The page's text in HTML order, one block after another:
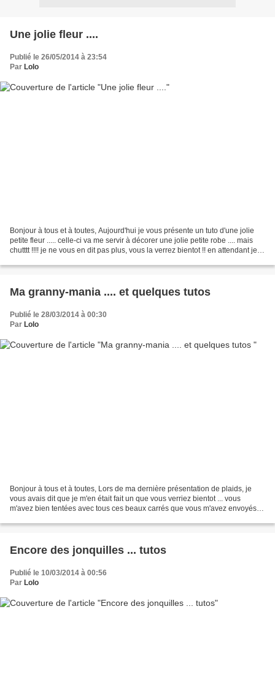
Une jolie fleur ....
Publié le 26/05/2014 à 23:54
Par Lolo
Bonjour à tous et à toutes, Aujourd'hui je vous présente un tuto d'une jolie
petite fleur ..... celle-ci va me servir à décorer une jolie petite robe .... mais
chutttt !!!! je ne vous en dit pas plus, vous la verrez bientot !! en attendant je
Ma granny-mania .... et quelques tutos
Publié le 28/03/2014 à 00:30
Par Lolo
Bonjour à tous et à toutes, Lors de ma dernière présentation de plaids, je
vous avais dit que je m'en était fait un que vous verriez bientot ... vous
m'avez bien tentées avec tous ces beaux carrés que vous m'avez envoyés ...
Encore des jonquilles ... tutos
Publié le 10/03/2014 à 00:56
Par Lolo